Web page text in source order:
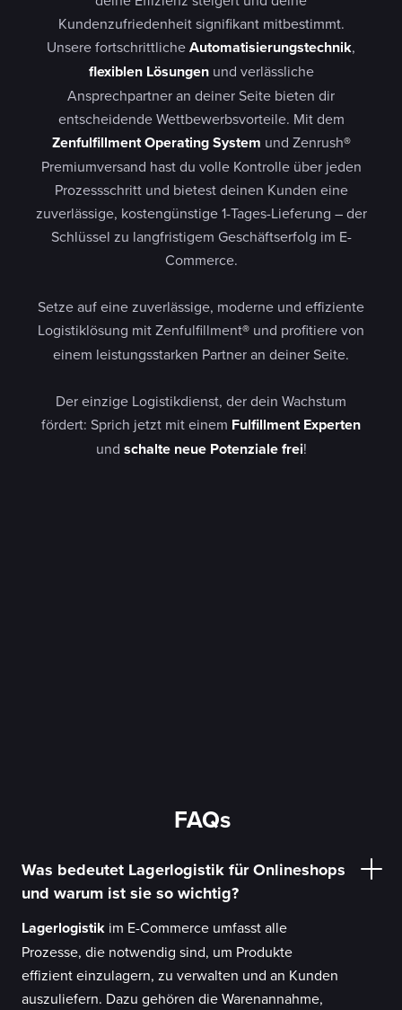
Kundenzufriedenheit signifikant mitbestimmt.
Unsere fortschrittlicheAutomatisierungstechnik,
flexiblen Lösungenund verlässliche
Ansprechpartner an deiner Seite bieten dir
entscheidende Wettbewerbsvorteile. Mit dem
Zenfulfillment Operating System und Zenrush®
Premiumversand hast du volle Kontrolle über jeden
Prozessschritt und bietest deinen Kunden eine
zuverlässige, kostengünstige 1-Tages-Lieferung – der
Schlüssel zu langfristigem Geschäftserfolg im E-
Commerce.
Setze auf eine zuverlässige, moderne und effiziente
Logistiklösung mit Zenfulfillment® und profitiere von
einem leistungsstarken Partner an deiner Seite.
Der einzige Logistikdienst, der dein Wachstum
fördert: Sprich jetzt mit einem Fulfillment Experten
und schalte neue Potenziale frei!
FAQs
Was bedeutet Lagerlogistik für Onlineshops
und warum ist sie so wichtig?
Lagerlogistik im E-Commerce umfasst alle
Prozesse, die notwendig sind, um Produkte
effizient einzulagern, zu verwalten und an Kunden
auszuliefern. Dazu gehören die Warenannahme,